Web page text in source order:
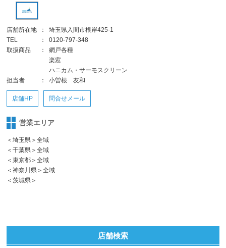
店舗所在地 ：
埼玉県入間市根岸425-1
TEL
：
0120-797-348
取扱商品
：
網戸各種
楽窓
ハニカム・サーモスクリーン
担当者
： 小曽根 友和
店舗HP 問合せメール
営業エリア
＜埼玉県＞全域
＜千葉県＞全域
＜東京都＞全域
＜神奈川県＞全域
＜茨城県＞
店舗検索